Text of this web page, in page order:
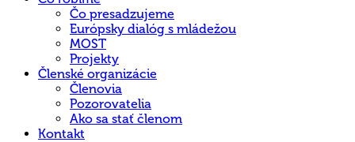
Čo presadzujeme
Európsky dialóg s mládežou
MOST
Projekty
Členské organizácie
Členovia
Pozorovatelia
Ako sa stať členom
Kontakt